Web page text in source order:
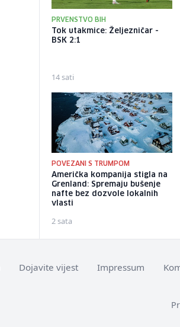
PRVENSTVO BIH
Tok utakmice: Željezničar -
BSK 2:1
14 sati
POVEZANI S TRUMPOM
Američka kompanija stigla na
Grenland: Spremaju bušenje
nafte bez dozvole lokalnih
vlasti
2 sata
Dojavite vijest Impressum